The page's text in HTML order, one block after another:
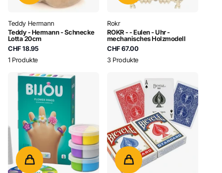
Teddy Hermann
Teddy - Hermann - Schnecke
Lotta 20cm
CHF 18.95
1 Produkte
Rokr
ROKR - - Eulen - Uhr -
mechanisches Holzmodell
CHF 67.00
3 Produkte